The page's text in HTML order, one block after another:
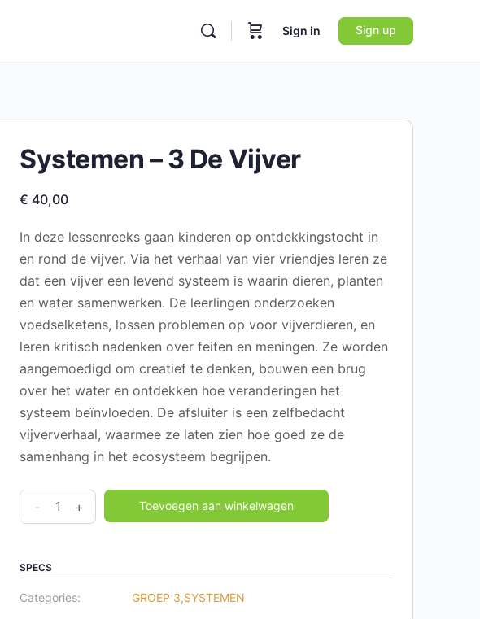
Sign in Sign up
Systemen – 3 De Vijver
€ 40,00
In deze lessenreeks gaan kinderen op ontdekkingstocht in
en rond de vijver. Via het verhaal van vier vriendjes leren ze
dat een vijver een levend systeem is waarin dieren, planten
en water samenwerken. De leerlingen onderzoeken
voedselketens, lossen problemen op voor vijverdieren, en
leren kritisch nadenken over feiten en meningen. Ze worden
aangemoedigd om creatief te denken, bouwen een brug
over het water en ontdekken hoe veranderingen het
systeem beïnvloeden. De afsluiter is een zelfbedacht
vijververhaal, waarmee ze laten zien hoe goed ze de
samenhang in het ecosysteem begrijpen.
Systemen
-
De
quantity
- + Toevoegen aan winkelwagen
SPECS
Categories: GROEP 3,SYSTEMEN